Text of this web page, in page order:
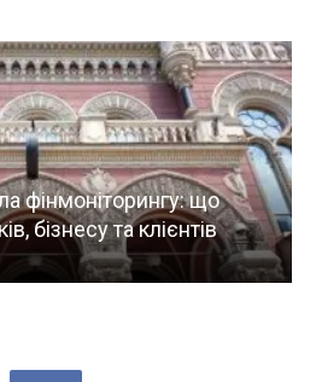
фінмоніторингу: що
бізнесу та клієнтів